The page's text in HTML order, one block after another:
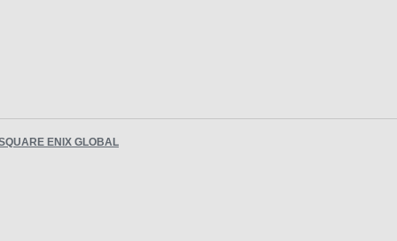
ENIX GLOBAL